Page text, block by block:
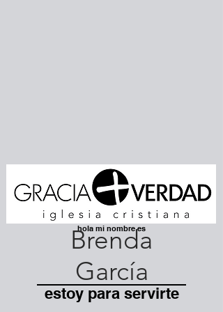
hola mi nombre es
Brenda
García
estoy para servirte